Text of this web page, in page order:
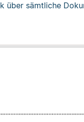
über sämtliche